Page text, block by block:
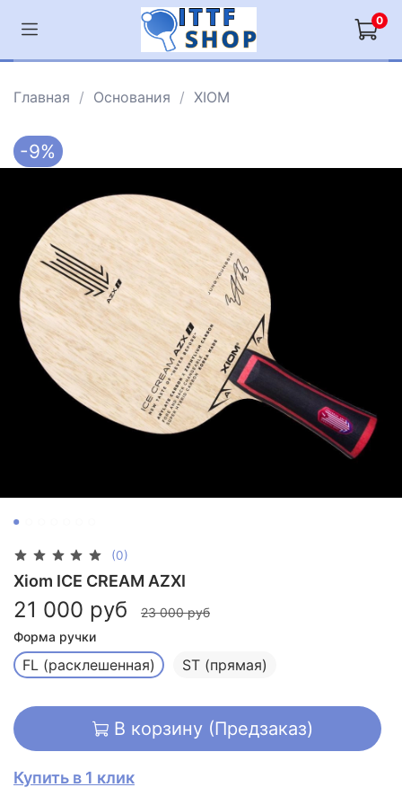
0
Главная Основания XIOM
-9%
(0)
Xiom ICE CREAM AZXI
21 000 руб
23 000 руб
Форма ручки
FL (расклешенная) ST (прямая)
В корзину (Предзаказ)
Купить в 1 клик